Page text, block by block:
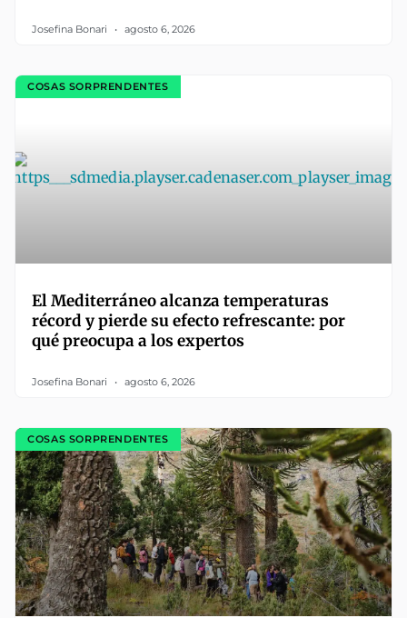
Josefina Bonari agosto 6, 2026
COSAS SORPRENDENTES
El Mediterráneo alcanza temperaturas
récord y pierde su efecto refrescante: por
qué preocupa a los expertos
Josefina Bonari agosto 6, 2026
COSAS SORPRENDENTES